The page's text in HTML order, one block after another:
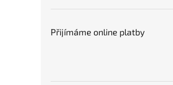
Přijímáme online platby